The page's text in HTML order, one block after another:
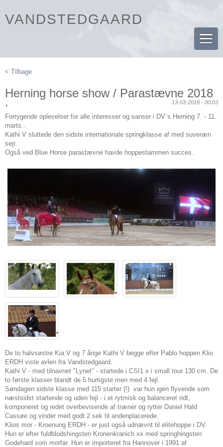
VANDSTEDGAARD
< Tilbage
Herning horse show / Parastævne 2018
. 13-03-2018 - 00:03
Forrygende oplevelser for alle interesser og sanser i DV`s Herning 7. - 11.
marts..
Kathi V sluttede den sidste internationale springklasse af med suveræn
sejr.
Også ved Blue Horse parastævne havde hoppestammen succes.
De to halvsøstre Kia V og 7 årige Kathi V begge efter Pablo hoppen Klio
ERDH viste avlen fra Vandstedgaard.
Kathi V - med tilnavnet "Lynet" - startede i CSI1 x i small tour 130 cm. De
to første klasser blandt de 5 hurtigste men med 4 fejl.
Søndagen sidste klasse med 115 starter (!) var hun igen flyvende som
næstsidst startende og uden fejl - i et rytmisk og balanceret ridt,
komponeret og redet overbevisende af træner og rytter Daniel Hald
Cassøe og vinder med godt 2 sek til andenplacerede.
Klios mor - Kroenung ERDH - er just også udnævnt til elitehoppe i DV.
Hun er efter fuldblodshingsten Kronenkranich xx med springhingsten
Godehard som morfar. Hun er importeret fra Hannover i 1991 af